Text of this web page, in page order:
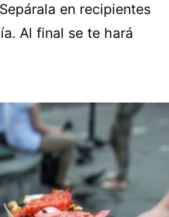
en recipientes
Al final se te hará